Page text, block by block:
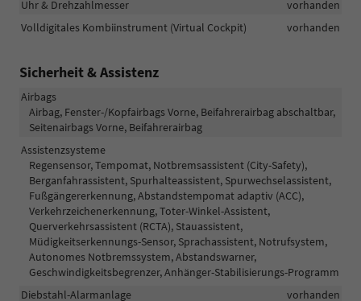
Uhr & Drehzahlmesser
vorhanden
Volldigitales Kombiinstrument (Virtual Cockpit)
vorhanden
Sicherheit & Assistenz
Airbags
Airbag, Fenster-/Kopfairbags Vorne, Beifahrerairbag abschaltbar,
Seitenairbags Vorne, Beifahrerairbag
Assistenzsysteme
Regensensor, Tempomat, Notbremsassistent (City-Safety),
Berganfahrassistent, Spurhalteassistent, Spurwechselassistent,
Fußgängererkennung, Abstandstempomat adaptiv (ACC),
Verkehrzeichenerkennung, Toter-Winkel-Assistent,
Querverkehrsassistent (RCTA), Stauassistent,
Müdigkeitserkennungs-Sensor, Sprachassistent, Notrufsystem,
Autonomes Notbremssystem, Abstandswarner,
Geschwindigkeitsbegrenzer, Anhänger-Stabilisierungs-Programm
Diebstahl-Alarmanlage
vorhanden